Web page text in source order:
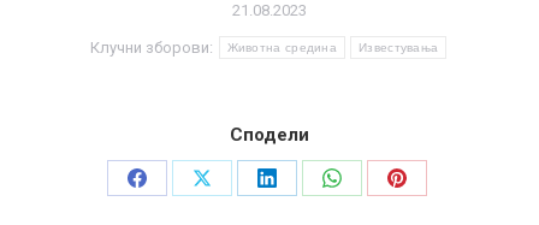
21.08.2023
Клучни зборови: Животна средина Известувања
Сподели
Share
Share
Share
Share
Share